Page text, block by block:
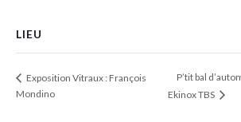
LIEU
Exposition Vitraux : François
Mondino
P’tit bal
Ekinox TBS